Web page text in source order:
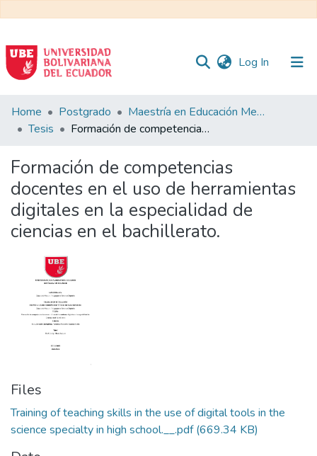
Log In (current)
Communities
&
All of DSpace
Statistics
Home Postgrado
Maestría en Educación Mención en Pedagogía en Entornos Digitales
Tesis
Formación de competencias docentes en el uso de herramientas digitales en la especialidad de ciencias en el bachillerato.
Formación de competencias
docentes en el uso de herramientas
digitales en la especialidad de
ciencias en el bachillerato.
Files
Training of teaching skills in the use of digital tools in the
science specialty in high school.__.pdf(669.34 KB)